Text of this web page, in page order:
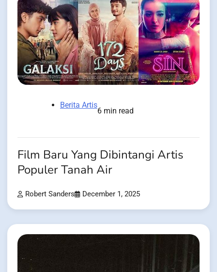
Berita Artis
6 min read
Film Baru Yang Dibintangi Artis
Populer Tanah Air
Robert Sanders December 1, 2025